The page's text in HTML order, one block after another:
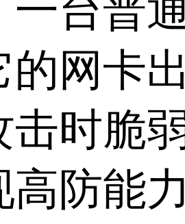
一台普
的网卡
击时脆
高防能